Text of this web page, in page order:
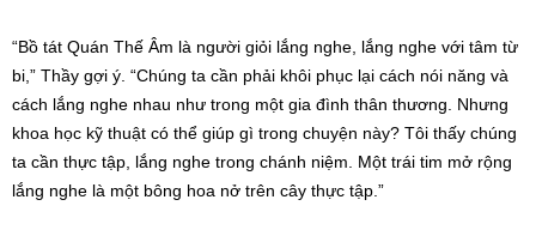
“Bồ tát Quán Thế Âm là người giỏi lắng nghe, lắng nghe với tâm từ
bi,” Thầy gợi ý. “Chúng ta cần phải khôi phục lại cách nói năng và
cách lắng nghe nhau như trong một gia đình thân thương. Nhưng
khoa học kỹ thuật có thể giúp gì trong chuyện này? Tôi thấy chúng
ta cần thực tập, lắng nghe trong chánh niệm. Một trái tim mở rộng
lắng nghe là một bông hoa nở trên cây thực tập.”